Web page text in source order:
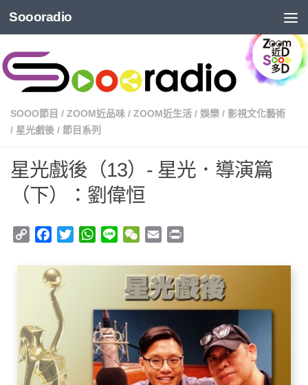
Soooradio
SOOO節目 / ZOOM近品味 / ZOOM近生活 / 娛樂 / 影視文化藝術
/ 星光戲後 / 節目系列
星光戲後（13）- 星光．導演篇
（下）：劉偉恒
Copy
Facebook
TwitterWhatsApp
Line WeChat
Email